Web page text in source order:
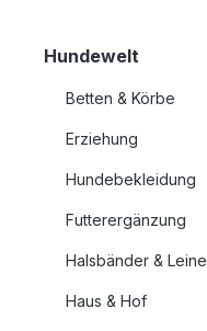
Hundewelt
Betten & Körbe
Erziehung
Hundebekleidung
Futterergänzung
Halsbänder &
Haus & Hof